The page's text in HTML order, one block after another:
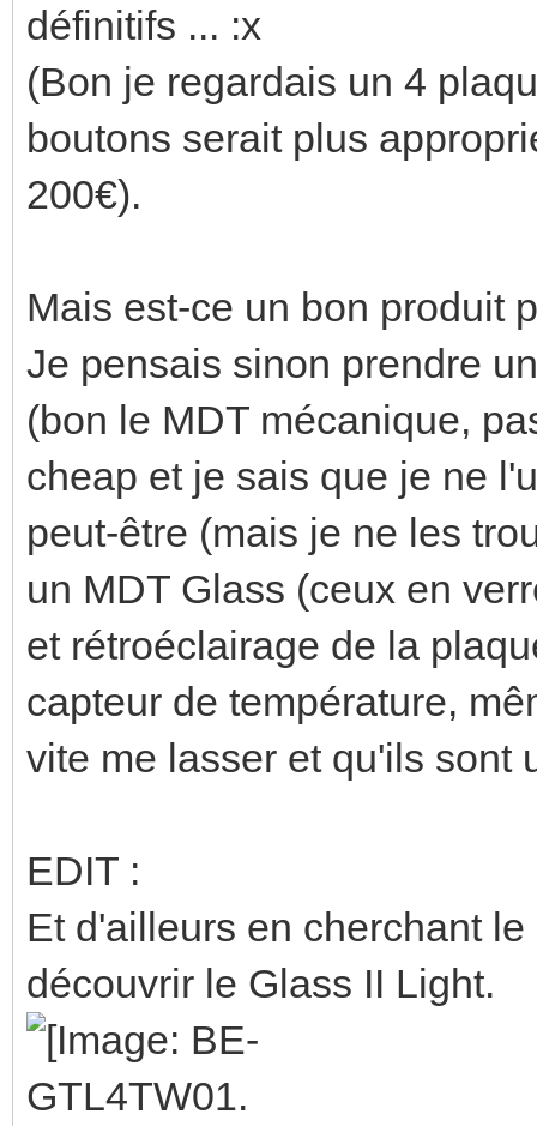
définitifs ... :x
(Bon je regardais un 4
boutons serait plus
200€).
Mais est-ce un bon produit
Je pensais sinon prendre
(bon le MDT mécanique,
cheap et je sais que je ne
peut-être (mais je ne les
un MDT Glass (ceux en
et rétroéclairage de la
capteur de température,
vite me lasser et qu'ils sont
EDIT :
Et d'ailleurs en cherchant
découvrir le Glass II Light.